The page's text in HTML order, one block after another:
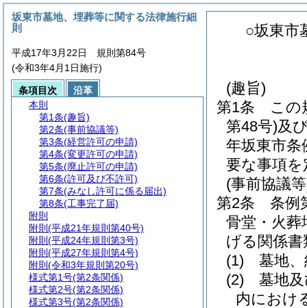
○坂東市
(趣旨)
第1条
この
第48号)及
年坂東市
要な事項
(事前協議
第2条
条例
骨堂・火葬
げる関係
(1)
墓地
(2)
墓地
内におけ
坂東市墓地、埋葬等に関する法律施行細
則
平成17年3月22日 規則第84号
(令和3年4月1日施行)
条項目次
沿革
本則
第1条(趣旨)
第2条(事前協議等)
第3条(経営許可の申請)
第4条(変更許可の申請)
第5条(廃止許可の申請)
第6条(許可及び不許可)
第7条(みなし許可に係る届出)
第8条(工事完了届)
附則
附則 (平成21年規則第40号)
附則 (平成24年規則第3号)
附則 (平成27年規則第4号)
附則 (令和3年規則第20号)
様式第1号(第2条関係)
様式第2号(第2条関係)
様式第3号(第2条関係)